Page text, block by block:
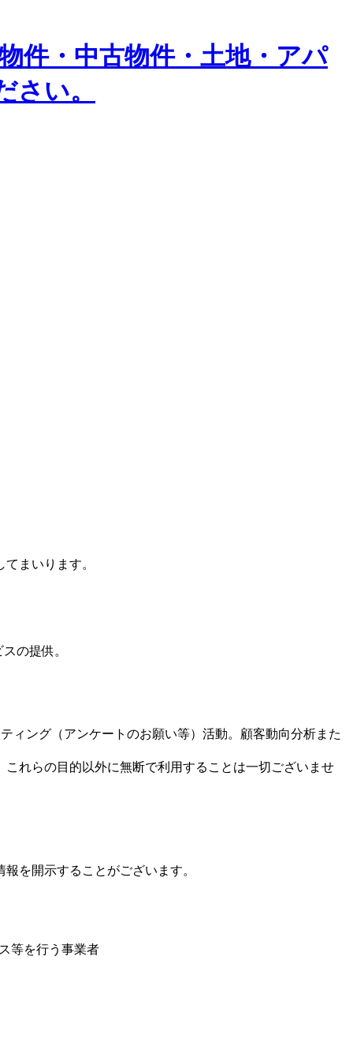
まいります。
の提供。
ィング（アンケートのお願い等）活動。顧客動向分析また
れらの目的以外に無断で利用することは一切ございませ
を開示することがございます。
等を行う事業者